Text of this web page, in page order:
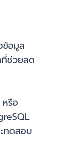
ข้อมูล
ช่วยลด
รือ
ทดสอบ